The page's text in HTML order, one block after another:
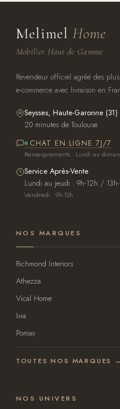
Melimel Home
Mobilier Haut de Gamme
Revendeur officiel agréé des
e-commerce avec livraison en
Seysses, Haute-Garonne (31)
20 minutes de Toulouse
CHAT EN LIGNE 7J/7
Renseignements · Lundi au
Service Après-Vente
Lundi au jeudi · 9h-12h / 13h-
Vendredi · 9h-12h
NOS MARQUES
Richmond Interiors
Athezza
Vical Home
Ixia
Pomax
TOUTES NOS MARQUES →
NOS UNIVERS